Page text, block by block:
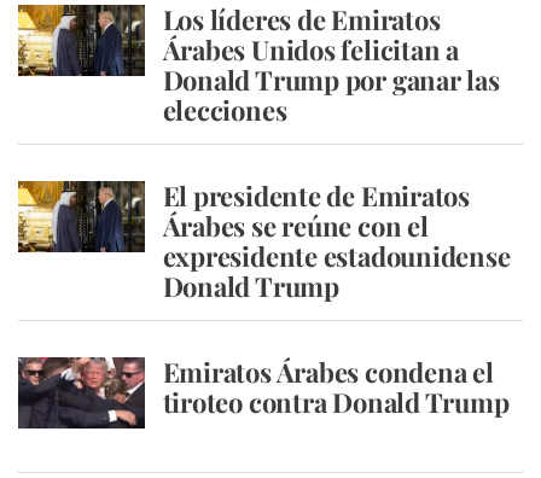
Los líderes de Emiratos
Árabes Unidos felicitan a
Donald Trump por ganar las
elecciones
El presidente de Emiratos
Árabes se reúne con el
expresidente estadounidense
Donald Trump
Emiratos Árabes condena el
tiroteo contra Donald Trump